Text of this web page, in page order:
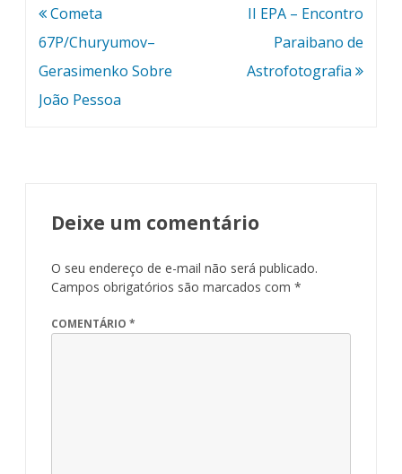
Navegação
de
Post
Cometa
67P/Churyumov–
Gerasimenko Sobre
João Pessoa
II EPA – Encontro
Paraibano de
Astrofotografia
Deixe um comentário
O seu endereço de e-mail não será publicado.
Campos obrigatórios são marcados com *
COMENTÁRIO *